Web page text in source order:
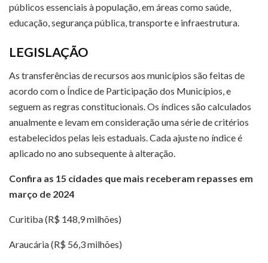
públicos essenciais à população, em áreas como saúde,
educação, segurança pública, transporte e infraestrutura.
LEGISLAÇÃO
As transferências de recursos aos municípios são feitas de
acordo com o Índice de Participação dos Municípios, e
seguem as regras constitucionais. Os índices são calculados
anualmente e levam em consideração uma série de critérios
estabelecidos pelas leis estaduais. Cada ajuste no índice é
aplicado no ano subsequente à alteração.
Confira as 15 cidades que mais receberam repasses em
março de 2024
Curitiba (R$ 148,9 milhões)
Araucária (R$ 56,3 milhões)